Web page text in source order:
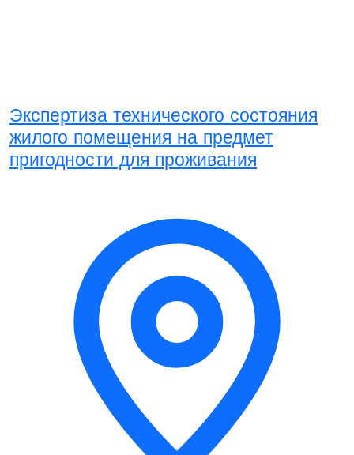
Экспертиза технического состояния
жилого помещения на предмет
пригодности для проживания